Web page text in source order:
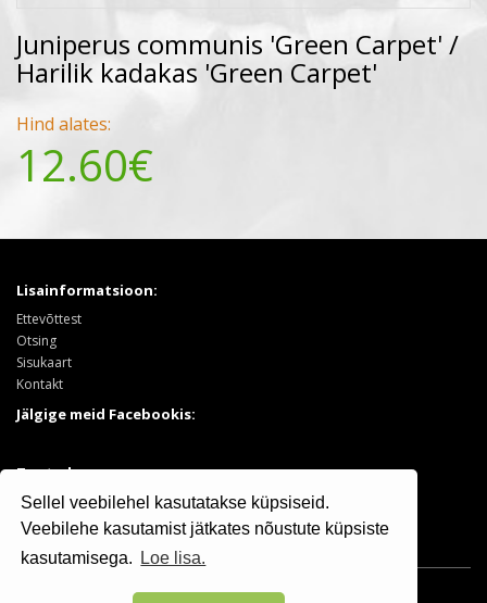
Sellel veebilehel kasutatakse küpsiseid.
Veebilehe kasutamist jätkates nõustute küpsiste
kasutamisega.
Loe lisa.
Juniperus communis 'Green Carpet' /
Harilik kadakas 'Green Carpet'
12.60€
Hind alates:
Lisainformatsioon:
Ettevõttest
Otsing
Sisukaart
Kontakt
Jälgige meid Facebookis:
Tooted:
Puukool
Sooduspakkumised